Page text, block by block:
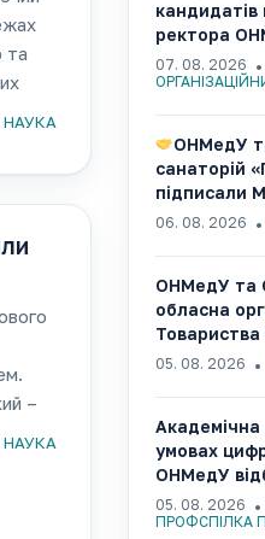
та
НАУКА
–
НАУКА
кандидатів
ректора
07. 08. 2026
ОНМедУ
санаторій
підписали
співпрацю
06. 08. 2026
ОНМедУ та
обласна
Хреста
соціальних
05. 08. 2026
Академічна
умовах
ОНМедУ
05. 08. 2026
ПРОФСПІЛКА